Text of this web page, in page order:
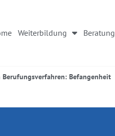
Weiterbildung Beratung
Berufungsverfahren: Befangenheit